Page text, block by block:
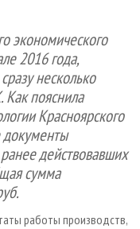
экономического
2016 года,
несколько
пояснила
Красноярского
документы
действовавших
сумма
работы производств,